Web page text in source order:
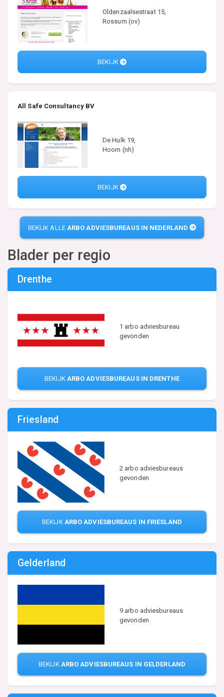
Oldenzaalsestraat 15,
Rossum (ov)
BEKIJK
All Safe Consultancy BV
De Hulk 19,
Hoorn (nh)
BEKIJK
BEKIJK ALLE ARBO ADVIESBUREAUS IN NEDERLAND
Blader per regio
Drenthe
1 arbo adviesbureau
gevonden
BEKIJK ARBO ADVIESBUREAUS IN DRENTHE
Friesland
2 arbo adviesbureaus
gevonden
BEKIJK ARBO ADVIESBUREAUS IN FRIESLAND
Gelderland
9 arbo adviesbureaus
gevonden
BEKIJK ARBO ADVIESBUREAUS IN GELDERLAND